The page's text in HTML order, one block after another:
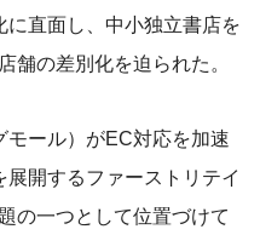
直面し、中小独立書店を
舗の差別化を迫られた。
ール）がEC対応を加速
開するファーストリテイ
の一つとして位置づけて